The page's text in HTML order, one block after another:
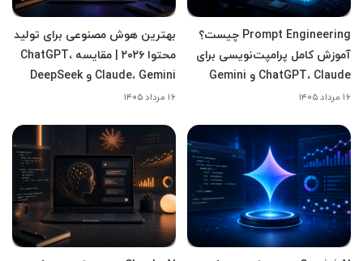
Prompt Engineering چیست؟
آموزش کامل پرامپت‌نویسی برای
ChatGPT، Claude و Gemini
۱۶ مرداد ۱۴۰۵
بهترین هوش مصنوعی برای تولید
محتوا ۲۰۲۶ | مقایسه ChatGPT،
Claude، Gemini و DeepSeek
۱۶ مرداد ۱۴۰۵